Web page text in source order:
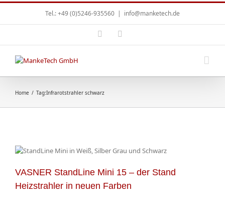
Tel.: +49 (0)5246-935560 | info@manketech.de
Home / Tag:Infrarotstrahler schwarz
VASNER StandLine Mini 15 – der Stand
Heizstrahler in neuen Farben